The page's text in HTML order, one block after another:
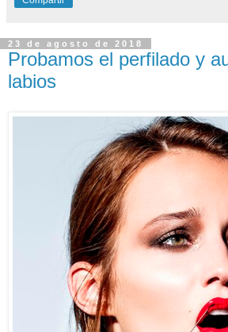
23 de agosto de 2018
Probamos el perfilado y
labios